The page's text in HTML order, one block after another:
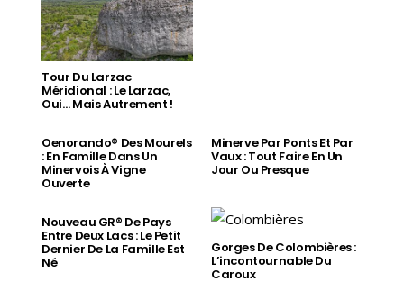
Tour Du Larzac
Méridional : Le Larzac,
Oui… Mais Autrement !
Oenorando® Des Mourels
: En Famille Dans Un
Minervois À Vigne
Ouverte
Minerve Par Ponts Et Par
Vaux : Tout Faire En Un
Jour Ou Presque
Nouveau GR® De Pays
Entre Deux Lacs : Le Petit
Dernier De La Famille Est
Né
Gorges De Colombières :
L’incontournable Du
Caroux